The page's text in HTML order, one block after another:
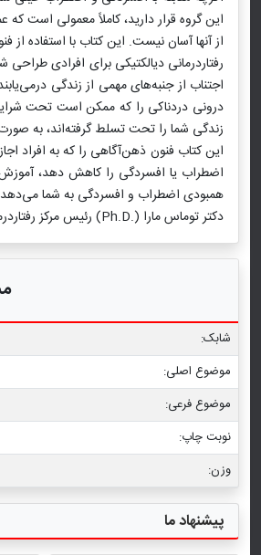
این گروه قرار دارید، کاملاً معمولی است
از آنها آسان نیست. این کتاب با استفاده
رفتاردرمانی دیالکتیکی برای افرادی
اجتناب از جنبه‌های مهمی از زندگی
درونی دردناکی را که ممکن است تحت
زندگی شما را تحت تسلط گرفته‌اند، به
این کتاب فنون ذهن‌آگاهی را که به افراد
اضطراب یا افسردگی را کاهش دهد، آموزش
همبودی اضطراب و افسردگی به شما
دکتر توماس مارا (.Ph.D) رئیس مرکز رفتاردرمانی دیالکتیکی در مونتری کالیفرنیا و مؤسس و مدیر شبکه سلامت روانی و مرکز سلامت روان‌پزشکی مونتری است.
شابک:
موضوع اصلی:
موضوع فرعی:
نوبت چاپ:
وزن:
پیشنهاد ما